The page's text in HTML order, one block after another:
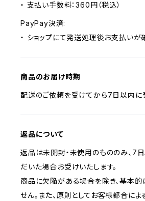
・ 支払い手数料：360円（税込）
PayPay決済:
・ ショップにて発送処理後お支払いが
商品のお届け時期
配送のご依頼を受けてから7日以内に
返品について
返品は未開封・未使用のもののみ、7
だいた場合お受けいたします。
商品に欠陥がある場合を除き、基本
せん。また、原則としてお客様都合に